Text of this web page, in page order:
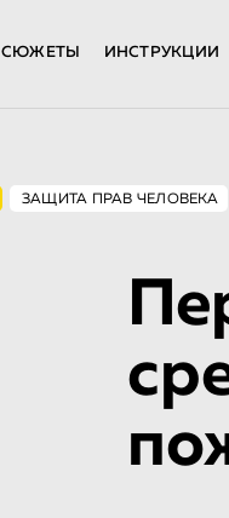
СЮЖЕТЫ ИНСТРУКЦИИ
ЗАЩИТА ПРАВ ЧЕЛОВЕКА